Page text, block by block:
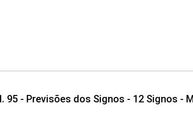
95 - Previsões dos Signos - 12 Signos -